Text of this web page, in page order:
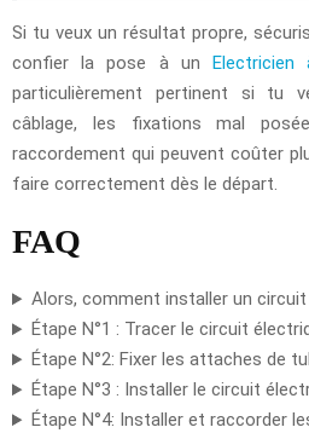
Si tu veux un résultat propre,
confier la pose à unElectricien
particulièrement pertinent si tu
câblage, les fixations mal
raccordement qui peuvent coûter
faire correctement dès le départ.
FAQ
Alors, comment installer un
Étape N°1 : Tracer le circuit
Étape N°2: Fixer les attaches de
Étape N°3 : Installer le circuit
Étape N°4: Installer et raccorder